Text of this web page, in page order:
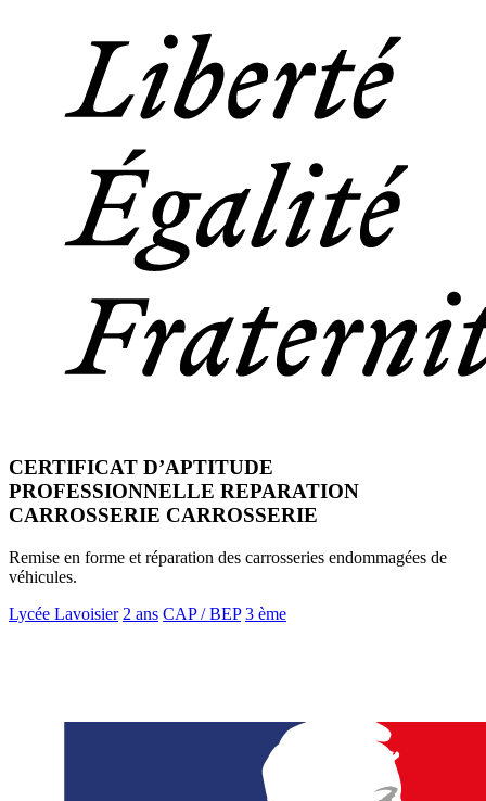
CERTIFICAT D’APTITUDE
PROFESSIONNELLE REPARATION
CARROSSERIE CARROSSERIE
Remise en forme et réparation des carrosseries endommagées de
véhicules.
Lycée Lavoisier 2 ans CAP / BEP 3 ème